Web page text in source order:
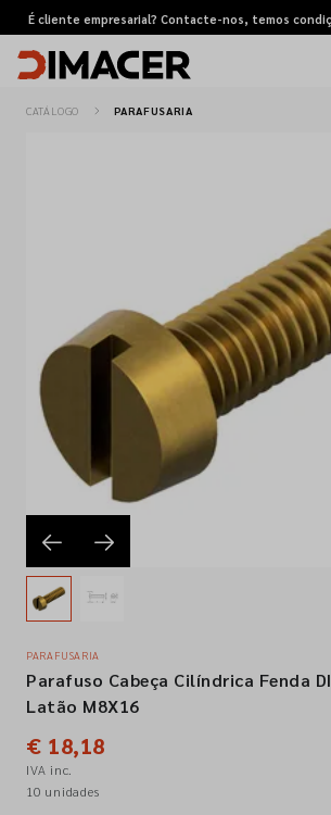
É cliente empresarial? Contacte-nos, temos
Pedidos de cotação
Marcas
Favoritos
Empresa
Contactos
Siga-nos nas redes sociais
CATÁLOGO PARAFUSARIA
PARAFUSARIA
Parafuso Cabeça Cilíndrica Fenda
Latão M8X16
€ 18,18
IVA inc.
10 unidades